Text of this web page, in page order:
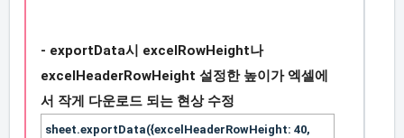
- exportData시 excelRowHeight나
excelHeaderRowHeight 설정한 높이가 엑셀에
서 작게 다운로드 되는 현상 수정
sheet.exportData({excelHeaderRowHeight: 40,